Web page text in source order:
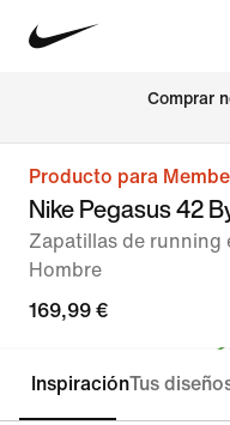
Comprar
Producto para
Nike Pegasus 42
Zapatillas de running
Hombre
169,99 €
Personalizar
InspiraciónTus